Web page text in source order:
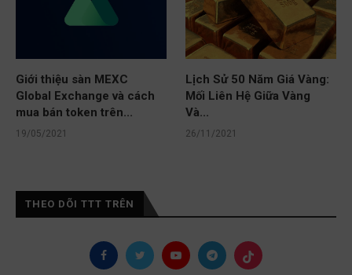
Giới thiệu sàn MEXC
Global Exchange và cách
mua bán token trên...
19/05/2021
Lịch Sử 50 Năm Giá Vàng:
Mối Liên Hệ Giữa Vàng
Và...
26/11/2021
THEO DÕI TTT TRÊN